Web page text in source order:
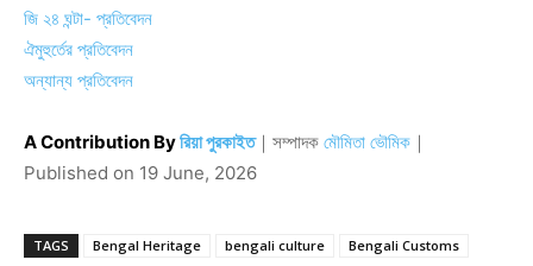
জি ২৪ ঘন্টা- প্রতিবেদন
ঐমুহুর্তের প্রতিবেদন
অন্যান্য প্রতিবেদন
A Contribution Byরিয়া পুরকাইত｜ সম্পাদক মৌমিতা ভৌমিক ｜
Published on 19 June, 2026
TAGS Bengal Heritage bengali culture
Bengali Customs